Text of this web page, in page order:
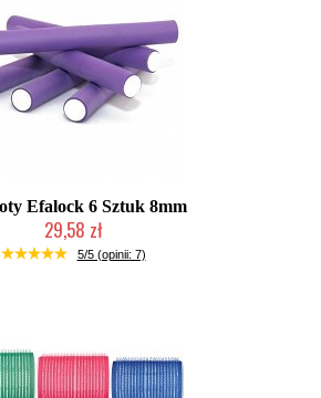
Efalock 6 Sztuk 8mm
29,58 zł
Duża ilość (wysyłka w 24h)
5/5 (opinii: 7)